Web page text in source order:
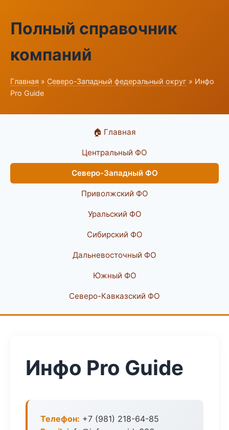
Полный справочник
компаний
Главная » Северо-Западный федеральный округ » Инфо
Pro Guide
🏠 Главная
Центральный ФО
Северо-Западный ФО
Приволжский ФО
Уральский ФО
Сибирский ФО
Дальневосточный ФО
Южный ФО
Северо-Кавказский ФО
Инфо Pro Guide
Телефон: +7 (981) 218-64-85